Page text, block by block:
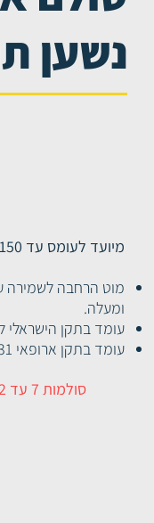
מיועד לעומס עד 150 ק"ג
ומעלה.
עומד בתקן הישראלי
עומד בתקן ארופאי EN131.
סולמות 7 עד 12 שלבים מיועדים לעבודות DIY
נשען
- יבוא